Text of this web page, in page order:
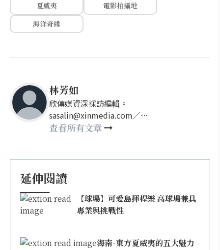
夏威夷
電影拍攝地
海洋奇緣
林芳如
欣傳媒資深採訪編輯。
sasalin@xinmedia.com／
happy21917@gmail.com
查看所有文章
延伸閱讀
【球場】可愛島揮桿樂 高球場兼具
專業與挑戰性
海南-東方夏威夷的五大魅力